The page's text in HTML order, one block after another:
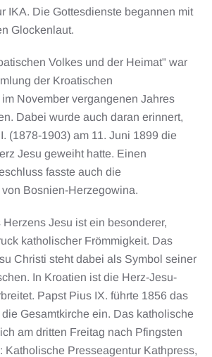
IKA. Die Gottesdienste begannen mit
Glockenlaut.
Volkes und der Heimat" war
der Kroatischen
November vergangenen Jahres
Dabei wurde auch daran erinnert,
(1878-1903) am 11. Juni 1899 die
Jesu geweiht hatte. Einen
fasste auch die
Bosnien-Herzegowina.
Jesu ist ein besonderer,
katholischer Frömmigkeit. Das
Christi steht dabei als Symbol seiner
In Kroatien ist die Herz-Jesu-
Papst Pius IX. führte 1856 das
Gesamtkirche ein. Das katholische
am dritten Freitag nach Pfingsten
Katholische Presseagentur Kathpress,